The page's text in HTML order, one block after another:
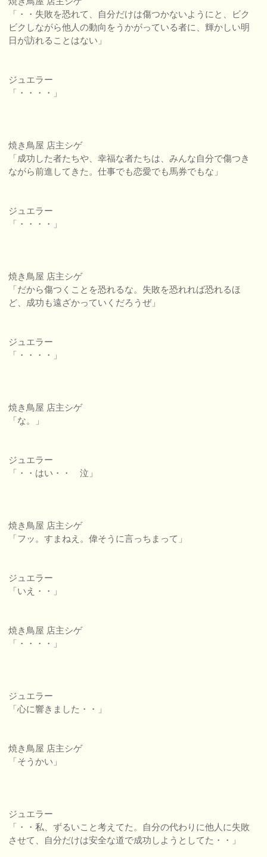
「・・失敗を恐れて、自分だけは傷つかないようにと、ビク
ビクしながら他人の動向をうかがっている者に、輝かしい明
日が訪れることはない」
ジュエラー
「・・・・」
焼き鳥屋 店主シゲ
「成功した者たちや、幸福な者たちは、みんな自分で傷つき
ながら前進してきた。仕事でも恋愛でも馬券でもな」
ジュエラー
「・・・・」
焼き鳥屋 店主シゲ
「だから傷つくことを恐れるな。失敗を恐れれば恐れるほ
ど、成功も遠ざかっていくだろうぜ」
ジュエラー
「・・・・」
焼き鳥屋 店主シゲ
「な。」
ジュエラー
「・・はい・・ 泣」
焼き鳥屋 店主シゲ
「フッ。すまねえ。偉そうに言っちまって」
ジュエラー
「いえ・・」
焼き鳥屋 店主シゲ
「・・・・」
ジュエラー
「心に響きました・・」
焼き鳥屋 店主シゲ
「そうかい」
ジュエラー
「・・私、ずるいこと考えてた。自分の代わりに他人に失敗
させて、自分だけは安全な道で成功しようとしてた・・」